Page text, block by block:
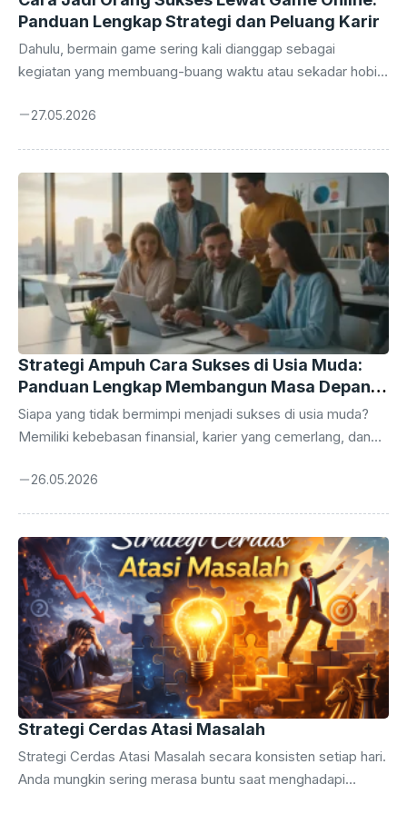
Panduan Lengkap Strategi dan Peluang Karir
Dahulu, bermain game sering kali dianggap sebagai
kegiatan yang membuang-buang waktu atau sekadar hobi
perkembangan teknologi digital dan industri hiburan,
kosong, melainkan realitas yang sudah dibuktikan oleh
banyak orang. Industri gaming telah bertransformasi
menjadi ekosistem bernilai miliaran dolar. Mulai dari atlet e-
sports profesional hingga kreator konten di platform
streaming, peluang untuk membangun karir yang solid ...
27.05.2026
Strategi Ampuh Cara Sukses di Usia Muda:
Panduan Lengkap Membangun Masa Depan
Gemilang
Siapa yang tidak bermimpi menjadi sukses di usia muda?
Memiliki kebebasan finansial, karier yang cemerlang, dan
usia kepala empat adalah dambaan hampir setiap orang.
kemauan untuk belajar secara terus-menerus. Di era digital
yang serba cepat ini, peluang untuk mencapai keberhasilan
terbuka lebih lebar dari sebelumnya. Namun, tantangan
yang dihadapi juga tidak kalah besar, mulai dari distraksi
media sosial ...
26.05.2026
Strategi Cerdas Atasi Masalah
Strategi Cerdas Atasi Masalah secara konsisten setiap hari.
Anda mungkin sering merasa buntu saat menghadapi